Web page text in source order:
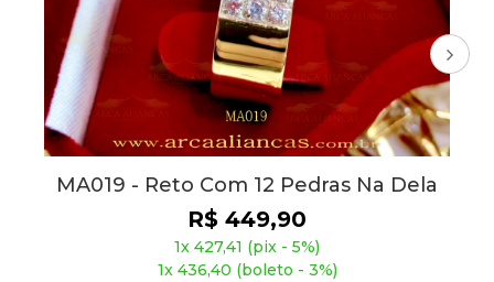
Alianças Prata 950 Zircônia 4mm
AP003
R$ 209,90
1x 199,41 (pix - 5%)
1x 203,60 (boleto - 3%)